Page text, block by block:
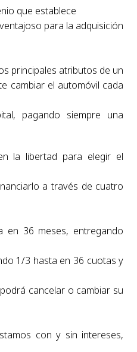
que establece
para la adquisición
principales atributos de un
cambiar el automóvil cada
pagando siempre una
la libertad para elegir el
a través de cuatro
en 36 meses, entregando
1/3 hasta en 36 cuotas y
cancelar o cambiar su
con y sin intereses,